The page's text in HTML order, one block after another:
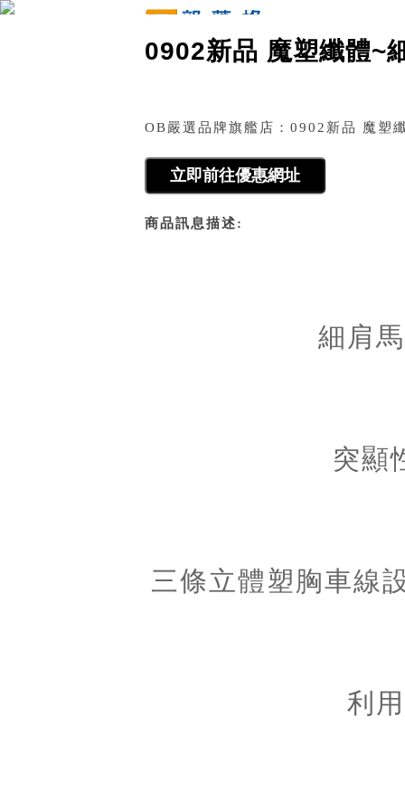
g5633947部
0902新品 魔塑纖體~
OB嚴選品牌旗艦店：0902新品 魔塑
商品訊息描述:
細肩
突顯
三條立體塑胸車線
利